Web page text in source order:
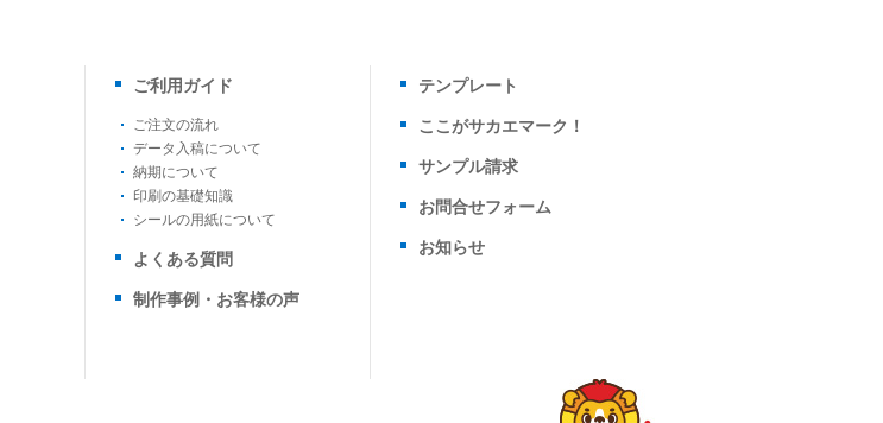
ご利用ガイド
ご注文の流れ
データ入稿について
納期について
印刷の基礎知識
シールの用紙について
よくある質問
制作事例・お客様の声
テンプレート
ここがサカエマーク！
サンプル請求
お問合せフォーム
お知らせ